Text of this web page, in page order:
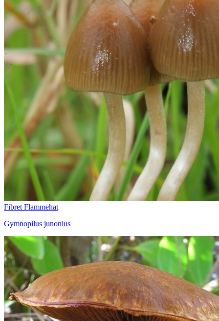
Fibret Flammehat
Gymnopilus junonius